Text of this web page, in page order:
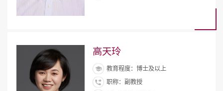
高天玲
教育程度：博士及以上
职称：副教授